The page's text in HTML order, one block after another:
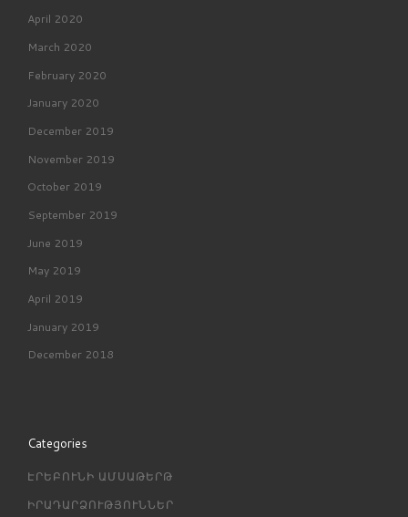
April 2020
March 2020
February 2020
January 2020
December 2019
November 2019
October 2019
September 2019
June 2019
May 2019
April 2019
January 2019
December 2018
Categories
ԷՐԵԲՈՒՆԻ ԱՄՍԱԹԵՐԹ
ԻՐԱԴԱՐՁՈՒԹՅՈՒՆՆԵՐ